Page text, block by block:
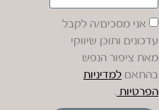
אני מסכים/ה לקבל
עדכונים ותוכן שיווקי
מאת ציפור הנפש
בהתאם למדיניות
הפרטיות .